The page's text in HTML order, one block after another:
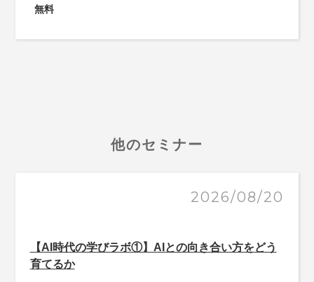
無料
他のセミナー
2026/08/20
【AI時代の学びラボ①】AIとの向き合い方をどう
育てるか